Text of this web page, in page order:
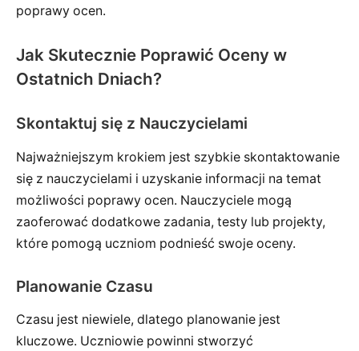
poprawy ocen.
Jak Skutecznie Poprawić Oceny w
Ostatnich Dniach?
Skontaktuj się z Nauczycielami
Najważniejszym krokiem jest szybkie skontaktowanie
się z nauczycielami i uzyskanie informacji na temat
możliwości poprawy ocen. Nauczyciele mogą
zaoferować dodatkowe zadania, testy lub projekty,
które pomogą uczniom podnieść swoje oceny.
Planowanie Czasu
Czasu jest niewiele, dlatego planowanie jest
kluczowe. Uczniowie powinni stworzyć